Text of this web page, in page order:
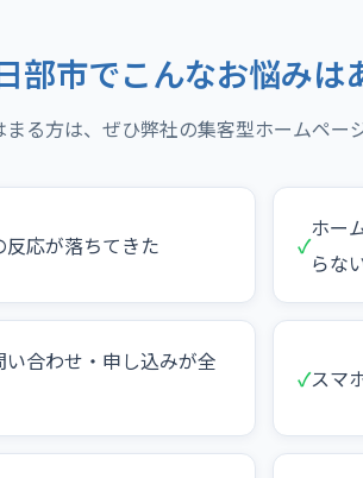
部市でこんなお悩みは
まる方は、ぜひ弊社の集客型ホームペー
応が落ちてきた ✓
ホー
らな
合わせ・申し込みが全
✓スマ